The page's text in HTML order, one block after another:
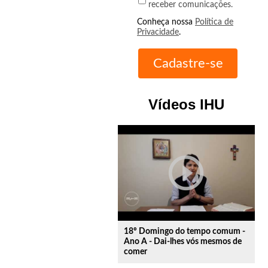
receber comunicações.
Conheça nossa Política de
Privacidade.
Vídeos IHU
play_circle_outline
18º Domingo do tempo comum -
Ano A - Dai-lhes vós mesmos de
comer